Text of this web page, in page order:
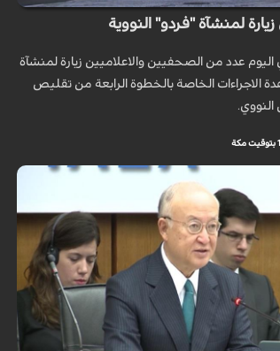
لمنشآة "فردو" النووية
اليوم عدد من الصحفيين والاعلاميين زيارة لمنشآة
الاجراءات الخاصة بالخطوة الرابعة من تقليص
النووي.